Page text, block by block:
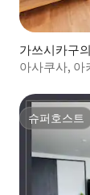
가쓰시카구
아사쿠사, 아
슈퍼호스트
슈퍼호스트